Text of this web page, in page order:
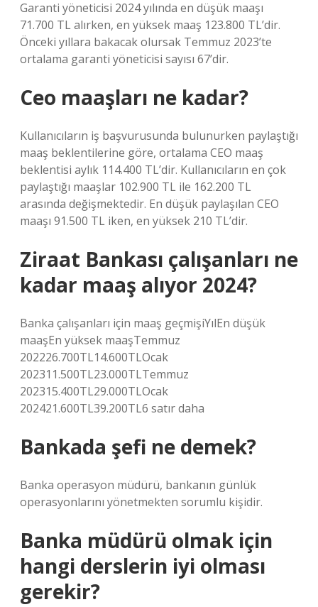
Garanti yöneticisi 2024 yılında en düşük maaşı
71.700 TL alırken, en yüksek maaş 123.800 TL’dir.
Önceki yıllara bakacak olursak Temmuz 2023’te
ortalama garanti yöneticisi sayısı 67’dir.
Ceo maaşları ne kadar?
Kullanıcıların iş başvurusunda bulunurken paylaştığı
maaş beklentilerine göre, ortalama CEO maaş
beklentisi aylık 114.400 TL’dir. Kullanıcıların en çok
paylaştığı maaşlar 102.900 TL ile 162.200 TL
arasında değişmektedir. En düşük paylaşılan CEO
maaşı 91.500 TL iken, en yüksek 210 TL’dir.
Ziraat Bankası çalışanları ne
kadar maaş alıyor 2024?
Banka çalışanları için maaş geçmişiYılEn düşük
maaşEn yüksek maaşTemmuz
202226.700TL14.600TLOcak
202311.500TL23.000TLTemmuz
202315.400TL29.000TLOcak
202421.600TL39.200TL6 satır daha
Bankada şefi ne demek?
Banka operasyon müdürü, bankanın günlük
operasyonlarını yönetmekten sorumlu kişidir.
Banka müdürü olmak için
hangi derslerin iyi olması
gerekir?